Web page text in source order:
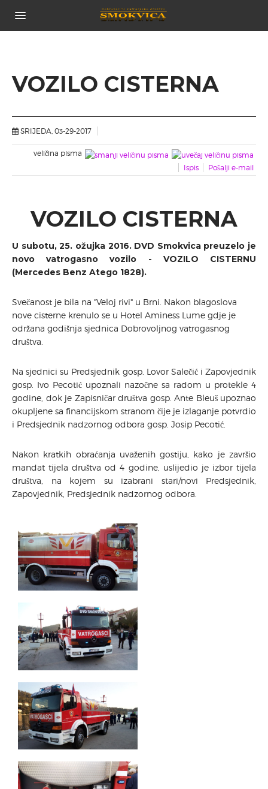
TIJELA DRUŠTVA
VOZILA
VOZILO CISTERNA
GALERIJA SLIKA
POVEZNICE
TZO SMOKVICA
H V Z
PORTAL ZA VATROGASTVO
DOKUMENTI
DOKUMENTI ZA PREUZIMANJE
JAVNE NABAVE
VOZILO CISTERNA
SRIJEDA, 03-29-2017
veličina pisma
Ispis
Pošalji e-mail
VOZILO CISTERNA
U subotu, 25. ožujka 2016. DVD Smokvica preuzelo je
novo vatrogasno vozilo - VOZILO CISTERNU
(Mercedes Benz Atego 1828).
Svečanost je bila na "Veloj rivi" u Brni. Nakon blagoslova
nove cisterne krenulo se u Hotel Aminess Lume gdje je
održana godišnja sjednica Dobrovoljnog vatrogasnog
društva.
Na sjednici su Predsjednik gosp. Lovor Salečić i Zapovjednik
gosp. Ivo Pecotić upoznali nazočne sa radom u protekle 4
godine, dok je Zapisničar društva gosp. Ante Bleuš upoznao
okupljene sa financijskom stranom čije je izlaganje potvrdio
i Predsjednik nadzornog odbora gosp. Josip Pecotić.
Nakon kratkih obraćanja uvaženih gostiju, kako je završio
mandat tijela društva od 4 godine, uslijedio je izbor tijela
društva, na kojem su izabrani stari/novi Predsjednik,
Zapovjednik, Predsjednik nadzornog odbora.